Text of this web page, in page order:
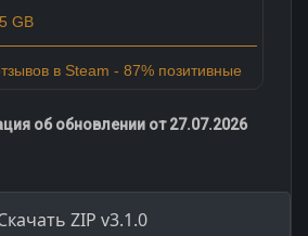
GB
в Steam - 87% позитивные
об обновлении от 27.07.2026
ZIP v3.1.0